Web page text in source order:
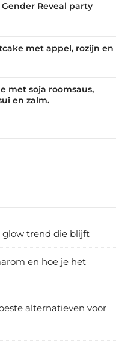
Reveal party
met appel, rozijn en
met soja roomsaus,
en zalm.
glow trend die blijft
en hoe je het
alternatieven voor